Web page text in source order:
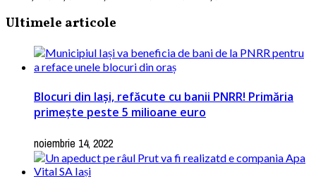
Ultimele articole
Blocuri din Iași, refăcute cu banii PNRR! Primăria
primește peste 5 milioane euro
noiembrie 14, 2022